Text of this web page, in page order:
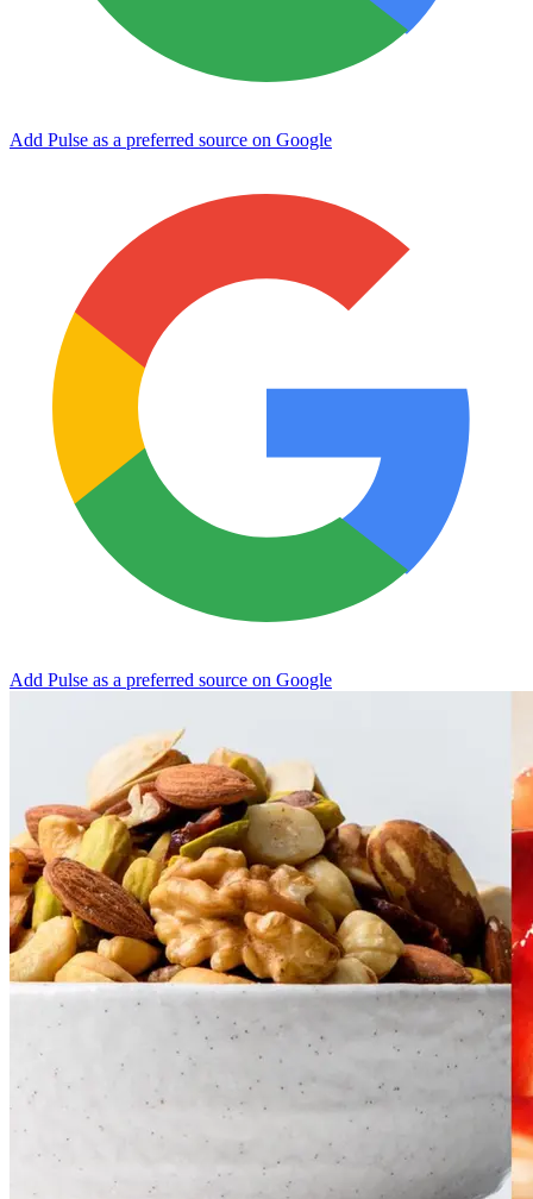
Add Pulse as a preferred source on Google
Add Pulse as a preferred source on Google